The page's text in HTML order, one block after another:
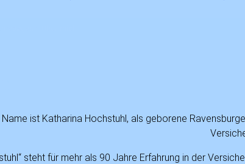
Name ist Katharina Hochstuhl, als geborene
steht für mehr als 90 Jahre Erfahrung in der